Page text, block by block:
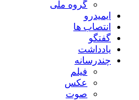
گروه ملی
ایمیدرو
انتصاب ها
گفتگو
یادداشت
چندرسانه
فیلم
عکس
صوت